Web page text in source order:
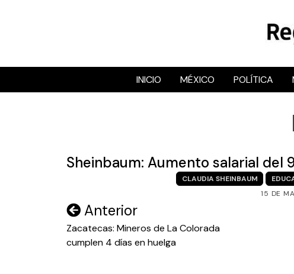
Sitio
INICIO MÉXICO POLÍTICA
Sheinbaum: Aumento salarial del
CLAUDIA SHEINBAUM
15 DE
Navegación
de
entradas
Anterior
Zacatecas: Mineros de La Colorada
cumplen 4 días en huelga